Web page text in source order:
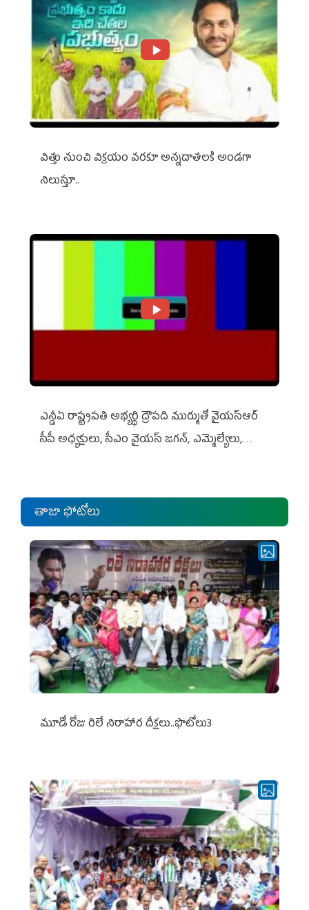
విత్తు నుంచి విక్రయం వరకూ అన్నదాతలకి అండగా
నిలుస్తూ..
ఎన్డీఏ రాష్ట్ర‌ప‌తి అభ్య‌ర్థి ద్రౌప‌ది ముర్ముతో వైయ‌స్ఆర్
సీపీ అధ్య‌క్షులు, సీఎం వైయ‌స్ జ‌గ‌న్, ఎమ్మెల్యేలు,
తాజా ఫోటోలు
మూడో రోజు రిలే నిరాహార దీక్షలు..ఫొటోలు3